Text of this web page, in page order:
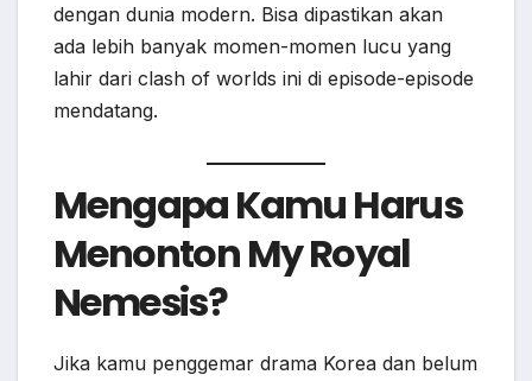
dengan dunia modern. Bisa dipastikan akan
ada lebih banyak momen-momen lucu yang
lahir dari clash of worlds ini di episode-episode
mendatang.
Mengapa Kamu Harus
Menonton My Royal
Nemesis?
Jika kamu penggemar drama Korea dan belum